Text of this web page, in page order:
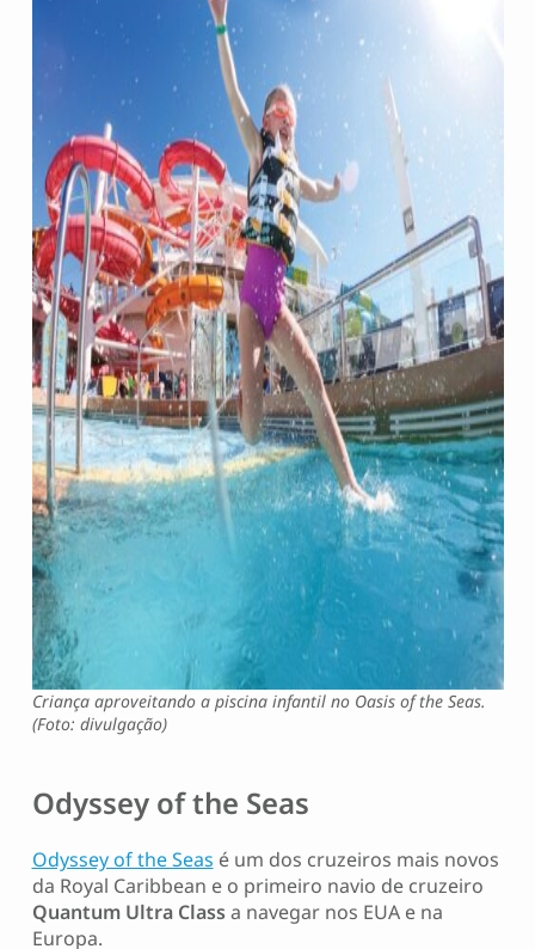
Criança aproveitando a piscina infantil no Oasis of the Seas.
(Foto: divulgação)
Odyssey of the Seas
Odyssey of the Seas é um dos cruzeiros mais novos
da Royal Caribbean e o primeiro navio de cruzeiro
Quantum Ultra Classa navegar nos EUA e na
Europa.